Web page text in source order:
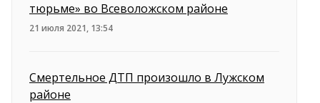
тюрьме» во Всеволожском районе
21 июля 2021, 13:54
Смертельное ДТП произошло в Лужском
районе